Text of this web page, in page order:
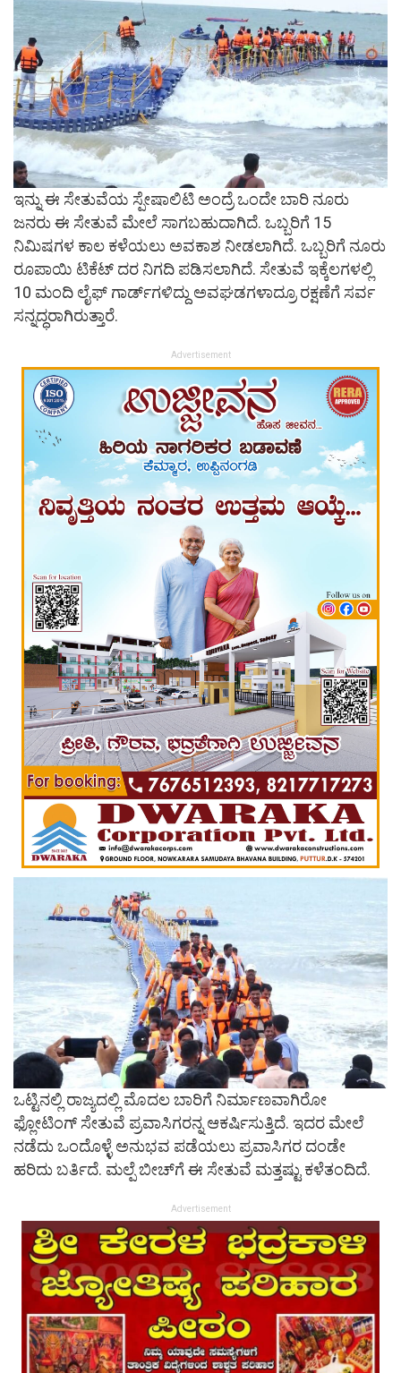
ಇನ್ನು ಈ ಸೇತುವೆಯ ಸ್ಪೇಷಾಲಿಟಿ ಅಂದ್ರೆ ಒಂದೇ ಬಾರಿ ನೂರು
ಜನರು ಈ ಸೇತುವೆ ಮೇಲೆ ಸಾಗಬಹುದಾಗಿದೆ. ಒಬ್ಬರಿಗೆ 15
ನಿಮಿಷಗಳ‌ ಕಾಲ ಕಳೆಯಲು ಅವಕಾಶ ನೀಡಲಾಗಿದೆ. ಒಬ್ಬರಿಗೆ ನೂರು
ರೂಪಾಯಿ ಟಿಕೆಟ್ ದರ ನಿಗದಿ ಪಡಿಸಲಾಗಿದೆ. ಸೇತುವೆ ಇಕ್ಕೆಲಗಳಲ್ಲಿ
10 ಮಂದಿ ಲೈಫ್ ಗಾರ್ಡ್​​ಗಳಿದ್ದು ಅವಘಡಗಳಾದ್ರೂ ರಕ್ಷಣೆಗೆ ಸರ್ವ
ಸನ್ನದ್ಧರಾಗಿರುತ್ತಾರೆ.
Advertisement
ಒಟ್ಟಿನಲ್ಲಿ ರಾಜ್ಯದಲ್ಲಿ ಮೊದಲ ಬಾರಿಗೆ ನಿರ್ಮಾಣವಾಗಿರೋ
ಫ್ಲೋಟಿಂಗ್ ಸೇತುವೆ ಪ್ರವಾಸಿಗರನ್ನ ಆಕರ್ಷಿಸುತ್ತಿದೆ. ಇದರ​​ ಮೇಲೆ
ನಡೆದು ಒಂದೊಳ್ಳೆ ಅನುಭವ ಪಡೆಯಲು ಪ್ರವಾಸಿಗರ ದಂಡೇ
ಹರಿದು ಬರ್ತಿದೆ. ಮಲ್ಪೆ ಬೀಚ್​​​​​ಗೆ ಈ ಸೇತುವೆ ಮತ್ತಷ್ಟು ಕಳೆತಂದಿದೆ.
Advertisement